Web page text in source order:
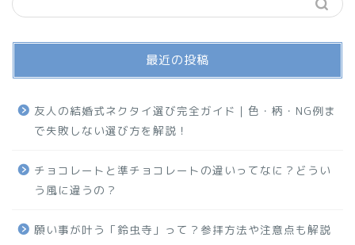
最近の投稿
友人の結婚式ネクタイ選び完全ガイド｜色・柄・NG例ま
で失敗しない選び方を解説！
チョコレートと準チョコレートの違いってなに？どうい
う風に違うの？
願い事が叶う「鈴虫寺」って？参拝方法や注意点も解説